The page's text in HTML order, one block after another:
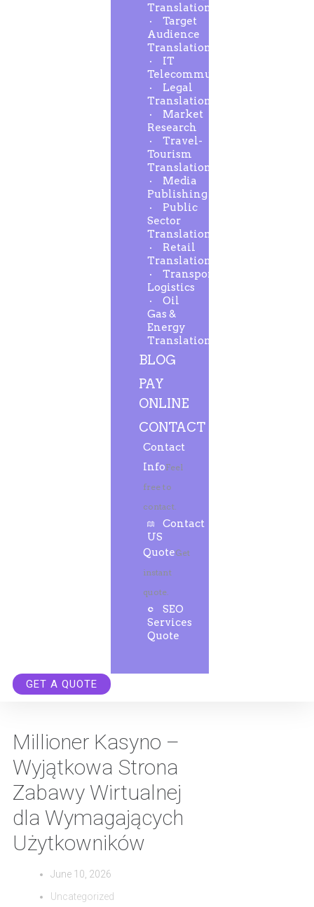
Translation
Target
Audience
Translation
IT
Telecommunication
Legal
Translation
Market
Research
Travel-
Tourism
Translation
Media
Publishing
Public
Sector
Translation
Retail
Translation
Transport-
Logistics
Oil
Gas &
Energy
Translation
BLOG
PAY
ONLINE
CONTACT
Contact
InfoFeel
free to
contact.
Contact
US
QuoteGet
instant
quote.
SEO
Services
Quote
GET A QUOTE
Millioner Kasyno –
Wyjątkowa Strona
Zabawy Wirtualnej
dla Wymagających
Użytkowników
June 10, 2026
Uncategorized